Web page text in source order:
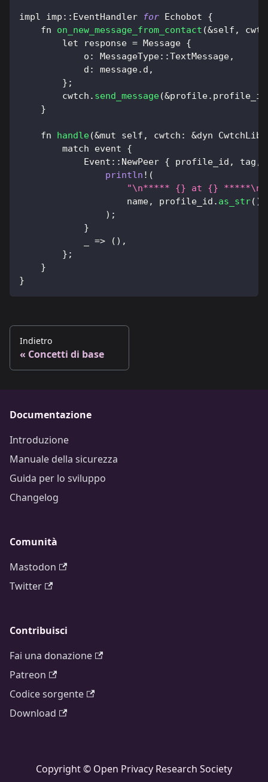
impl imp : : EventHandler for Echobot {
    fn
on_new_message_from_contact (&self ,
        let response
= Message {
            o
: MessageType: :TextMessage,
            d
: message. d ,
} ;
        cwtch
. send_message(&profile. profile_id
}
    fn
handle(&mut self , cwtch : &dyn CwtchLib
        match event
{
            Event
: : NewPeer { profile_id , tag ,
println ! (
"\n***** {} at {} *****\n"
                    name
, profile_id . as_str( )
) ;
}
=> ( ) ,
} ;
}
}
Indietro
Concetti di base
Documentazione
Introduzione
Manuale della sicurezza
Guida per lo sviluppo
Changelog
Comunità
Mastodon
Twitter
Contribuisci
Fai una donazione
Patreon
Codice sorgente
Download
Copyright © Open Privacy Research Society